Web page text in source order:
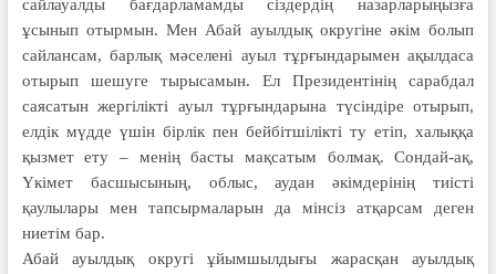
сайлауалды бағдарламамды сіздердің назарларыңызға
ұсынып отырмын. Мен Абай ауылдық округіне әкім болып
сайлансам, барлық мәселені ауыл тұрғындарымен ақылдаса
отырып шешуге тырысамын. Ел Президентінің сарабдал
саясатын жергілікті ауыл тұрғындарына түсіндіре отырып,
елдік мүдде үшін бірлік пен бейбітшілікті ту етіп, халыққа
қызмет ету – менің басты мақсатым болмақ. Сондай-ақ,
Үкімет басшысының, облыс, аудан әкімдерінің тиісті
қаулылары мен тапсырмаларын да мінсіз атқарсам деген
ниетім бар.
Абай ауылдық округі ұйымшылдығы жарасқан ауылдық